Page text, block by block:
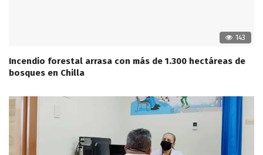
143
Incendio forestal arrasa con más de 1.300 hectáreas de
bosques en Chilla